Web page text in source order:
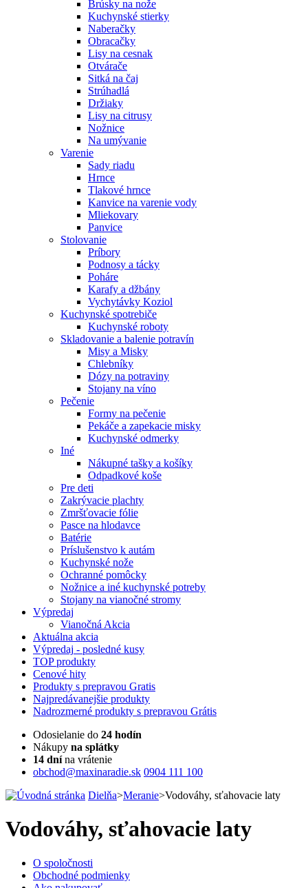
Brúsky na nože
Kuchynské stierky
Naberačky
Obracačky
Lisy na cesnak
Otvárače
Sitká na čaj
Strúhadlá
Držiaky
Lisy na citrusy
Nožnice
Na umývanie
Varenie
Sady riadu
Hrnce
Tlakové hrnce
Kanvice na varenie vody
Mliekovary
Panvice
Stolovanie
Príbory
Podnosy a tácky
Poháre
Karafy a džbány
Vychytávky Koziol
Kuchynské spotrebiče
Kuchynské roboty
Skladovanie a balenie potravín
Misy a Misky
Chlebníky
Dózy na potraviny
Stojany na víno
Pečenie
Formy na pečenie
Pekáče a zapekacie misky
Kuchynské odmerky
Iné
Nákupné tašky a košíky
Odpadkové koše
Pre deti
Zakrývacie plachty
Zmršťovacie fólie
Pasce na hlodavce
Batérie
Príslušenstvo k autám
Kuchynské nože
Ochranné pomôcky
Nožnice a iné kuchynské potreby
Stojany na vianočné stromy
Výpredaj
Vianočná Akcia
Aktuálna akcia
Výpredaj - posledné kusy
TOPprodukty
Cenové hity
Produkty s prepravou Gratis
Najpredávanejšie produkty
Nadrozmerné produkty s prepravou Grátis
Odosielanie do 24 hodín
Nákupy na splátky
14 dnína vrátenie
obchod@maxinaradie.sk 0904 111 100
Dielňa>Meranie>Vodováhy, sťahovacie laty
Vodováhy, sťahovacie laty
O spoločnosti
Obchodné podmienky